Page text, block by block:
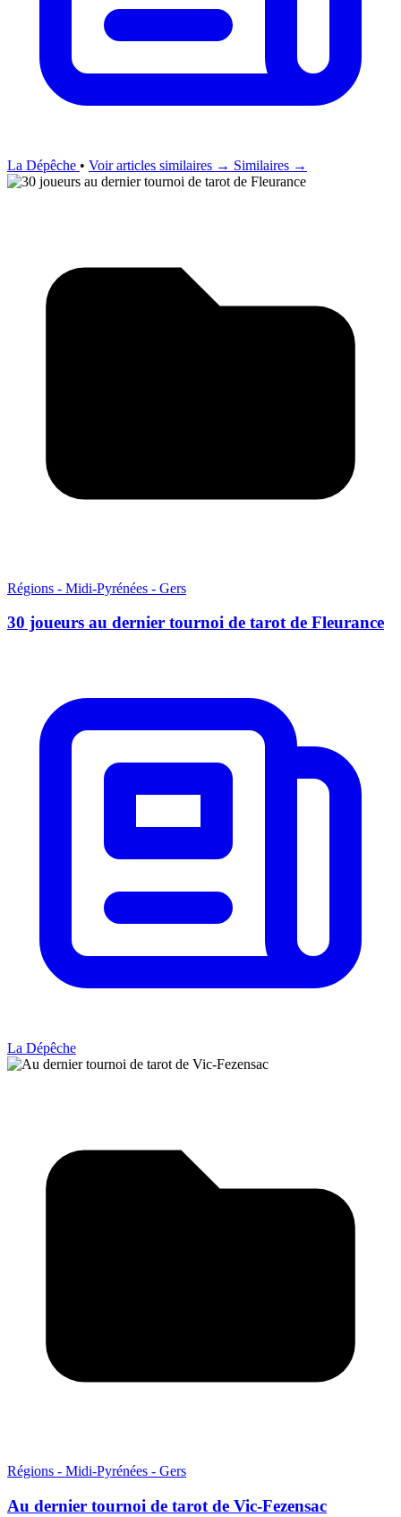
La Dépêche • Voir articles similaires → Similaires →
Régions - Midi-Pyrénées - Gers
30 joueurs au dernier tournoi de tarot de Fleurance
La Dépêche
Régions - Midi-Pyrénées - Gers
Au dernier tournoi de tarot de Vic-Fezensac